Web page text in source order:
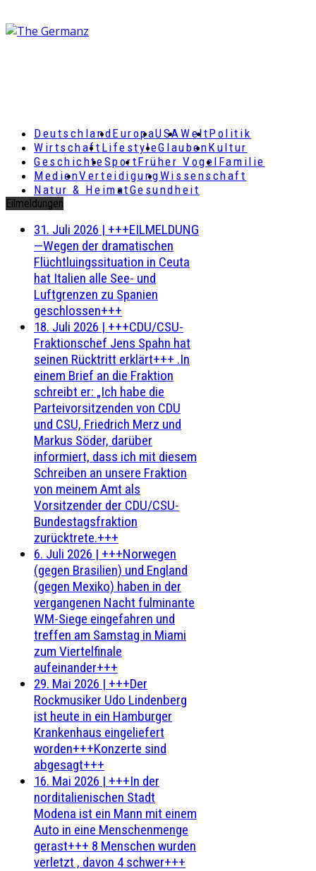
DeutschlandEuropaUSAWeltPolitik
Wirtschaft LifestyleGlaubenKultur
GeschichteSportFrüher Vogel Familie
MedienVerteidigungWissenschaft
Natur & HeimatGesundheit
Eilmeldungen
31. Juli 2026 | +++EILMELDUNG
—Wegen der dramatischen
Flüchtluingssituation in Ceuta
hat Italien alle See- und
Luftgrenzen zu Spanien
geschlossen+++
18. Juli 2026 | +++CDU/CSU-
Fraktionschef Jens Spahn hat
seinen Rücktritt erklärt+++ .In
einem Brief an die Fraktion
schreibt er: „Ich habe die
Parteivorsitzenden von CDU
und CSU, Friedrich Merz und
Markus Söder, darüber
informiert, dass ich mit diesem
Schreiben an unsere Fraktion
von meinem Amt als
Vorsitzender der CDU/CSU-
Bundestagsfraktion
zurücktrete.+++
6. Juli 2026 | +++Norwegen
(gegen Brasilien) und England
(gegen Mexiko) haben in der
vergangenen Nacht fulminante
WM-Siege eingefahren und
treffen am Samstag in Miami
zum Viertelfinale
aufeinander+++
29. Mai 2026 | +++Der
Rockmusiker Udo Lindenberg
ist heute in ein Hamburger
Krankenhaus eingeliefert
worden+++Konzerte sind
abgesagt+++
16. Mai 2026 | +++In der
norditalienischen Stadt
Modena ist ein Mann mit einem
Auto in eine Menschenmenge
gerast+++ 8 Menschen wurden
verletzt , davon 4 schwer+++